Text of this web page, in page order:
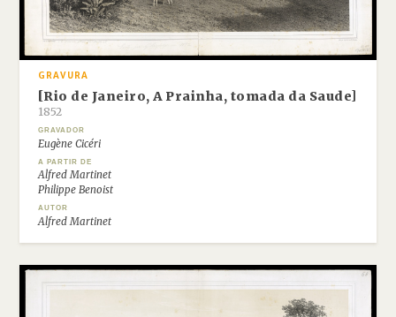
GRAVURA
[Rio de Janeiro, A Prainha, tomada da Saude]
1852
GRAVADOR
Eugène Cicéri
A PARTIR DE
Alfred Martinet
Philippe Benoist
AUTOR
Alfred Martinet